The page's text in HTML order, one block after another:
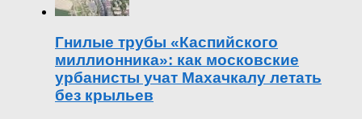
Гнилые трубы «Каспийского
миллионника»: как московские
урбанисты учат Махачкалу летать
без крыльев